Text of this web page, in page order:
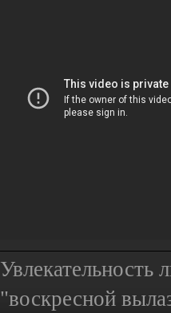
Увлекательность
"воскресной